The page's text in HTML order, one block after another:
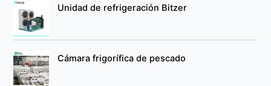
Unidad de refrigeración Bitzer
Cámara frigorífica de pescado